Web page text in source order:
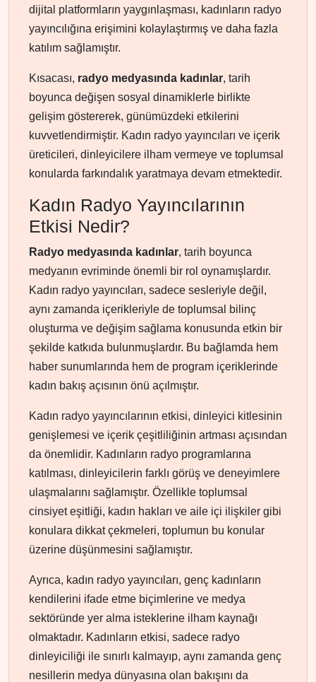
dijital platformların yaygınlaşması, kadınların radyo
yayıncılığına erişimini kolaylaştırmış ve daha fazla
katılım sağlamıştır.
Kısacası, radyo medyasında kadınlar, tarih
boyunca değişen sosyal dinamiklerle birlikte
gelişim göstererek, günümüzdeki etkilerini
kuvvetlendirmiştir. Kadın radyo yayıncıları ve içerik
üreticileri, dinleyicilere ilham vermeye ve toplumsal
konularda farkındalık yaratmaya devam etmektedir.
Kadın Radyo Yayıncılarının
Etkisi Nedir?
Radyo medyasında kadınlar, tarih boyunca
medyanın evriminde önemli bir rol oynamışlardır.
Kadın radyo yayıncıları, sadece sesleriyle değil,
aynı zamanda içerikleriyle de toplumsal bilinç
oluşturma ve değişim sağlama konusunda etkin bir
şekilde katkıda bulunmuşlardır. Bu bağlamda hem
haber sunumlarında hem de program içeriklerinde
kadın bakış açısının önü açılmıştır.
Kadın radyo yayıncılarının etkisi, dinleyici kitlesinin
genişlemesi ve içerik çeşitliliğinin artması açısından
da önemlidir. Kadınların radyo programlarına
katılması, dinleyicilerin farklı görüş ve deneyimlere
ulaşmalarını sağlamıştır. Özellikle toplumsal
cinsiyet eşitliği, kadın hakları ve aile içi ilişkiler gibi
konulara dikkat çekmeleri, toplumun bu konular
üzerine düşünmesini sağlamıştır.
Ayrıca, kadın radyo yayıncıları, genç kadınların
kendilerini ifade etme biçimlerine ve medya
sektöründe yer alma isteklerine ilham kaynağı
olmaktadır. Kadınların etkisi, sadece radyo
dinleyiciliği ile sınırlı kalmayıp, aynı zamanda genç
nesillerin medya dünyasına olan bakışını da